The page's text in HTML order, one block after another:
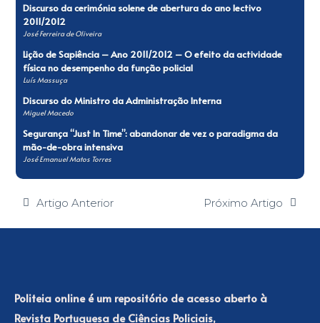
Discurso da cerimónia solene de abertura do ano lectivo
2011/2012
José Ferreira de Oliveira
Lição de Sapiência – Ano 2011/2012 – O efeito da actividade
física no desempenho da função policial
Luís Massuça
Discurso do Ministro da Administração Interna
Miguel Macedo
Segurança “Just ln Time”: abandonar de vez o paradigma da
mão-de-obra intensiva
José Emanuel Matos Torres
Artigo Anterior Próximo Artigo
Politeia online é um repositório de acesso aberto à
Revista Portuguesa de Ciências Policiais,